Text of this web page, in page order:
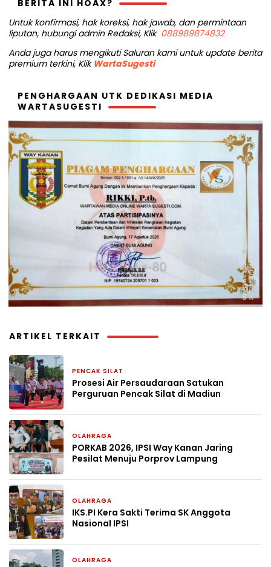
BERITA INI HOAX?
Untuk konfirmasi, hak koreksi, hak jawab, dan permintaan
liputan, hubungi admin Redaksi, Klik 088989874832
Anda juga harus mengikuti Saluran kami untuk update berita
premium terkini, Klik WartaSugesti
PENGHARGAAN UTK DEDIKASI MEDIA
WARTASUGESTI
ARTIKEL TERKAIT
PENCAK SILAT
Prosesi Air Persaudaraan Satukan
Perguruan Pencak Silat di Madiun
OLAHRAGA
PORKAB 2026, IPSI Way Kanan Jaring
Pesilat Menuju Porprov Lampung
OLAHRAGA
IKS.PI Kera Sakti Terima SK Anggota
Nasional IPSI
OLAHRAGA